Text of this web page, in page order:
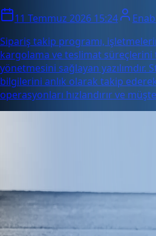
11 Temmuz 2026 15:24
Sipariş takip programı,
kargolama ve teslimat süreçlerini
yönetmesini sağlayan
bilgilerini anlık olarak takip
operasyonları hızlandırır ve